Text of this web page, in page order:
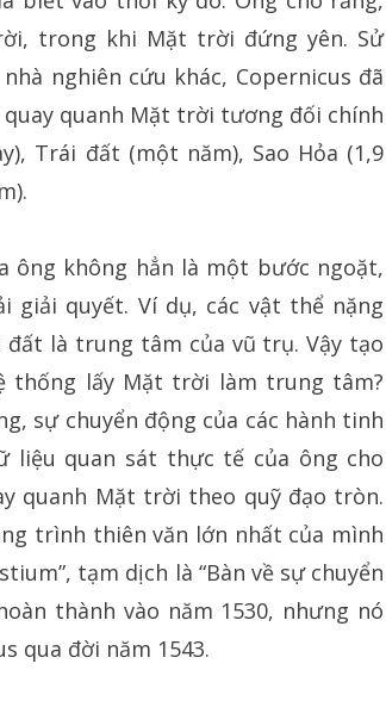
trong khi Mặt trời đứng yên. Sử
nghiên cứu khác, Copernicus đã
quanh Mặt trời tương đối chính
Trái đất (một năm), Sao Hỏa (1,9
ông không hẳn là một bước ngoặt,
giải quyết. Ví dụ, các vật thể nặng
là trung tâm của vũ trụ. Vậy tạo
thống lấy Mặt trời làm trung tâm?
sự chuyển động của các hành tinh
liệu quan sát thực tế của ông cho
quanh Mặt trời theo quỹ đạo tròn.
trình thiên văn lớn nhất của mình
tạm dịch là “Bàn về sự chuyển
thành vào năm 1530, nhưng nó
qua đời năm 1543.